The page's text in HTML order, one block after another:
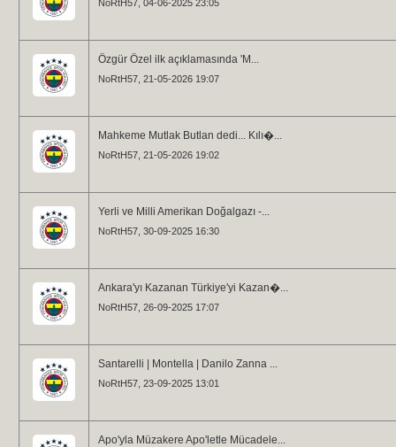
NoRtH57 , 04-06-2025 23:05
Özgür Özel ilk açıklamasında 'M...
NoRtH57 , 21-05-2026 19:07
Mahkeme Mutlak Butlan dedi... Kılı�...
NoRtH57 , 21-05-2026 19:02
Yerli ve Milli Amerikan Doğalgazı -...
NoRtH57 , 30-09-2025 16:30
Ankara'yı Kazanan Türkiye'yi Kazan�...
NoRtH57 , 26-09-2025 17:07
Santarelli | Montella | Danilo Zanna ...
NoRtH57 , 23-09-2025 13:01
Apo'yla Müzakere Apo'letle Mücadele...